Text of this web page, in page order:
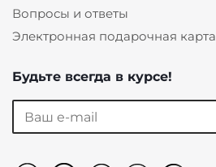
Вопросы и ответы
Электронная подарочная карта
Будьте всегда в курсе!